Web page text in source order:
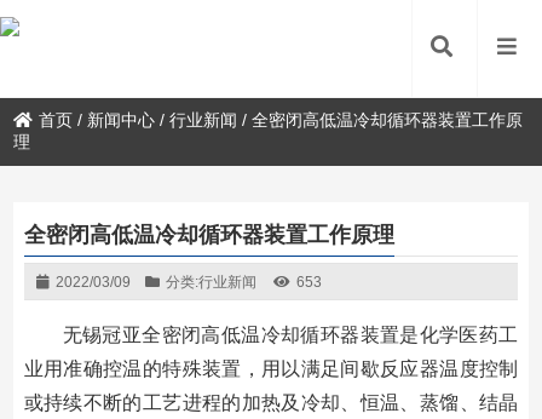
首页 / 新闻中心 /行业新闻 /全密闭高低温冷却循环器装置工作原
理
全密闭高低温冷却循环器装置工作原理
2022/03/09 分类:行业新闻 653
无锡冠亚全密闭高低温冷却循环器装置是化学医药工
业用准确控温的特殊装置，用以满足间歇反应器温度控制
或持续不断的工艺进程的加热及冷却、恒温、蒸馏、结晶